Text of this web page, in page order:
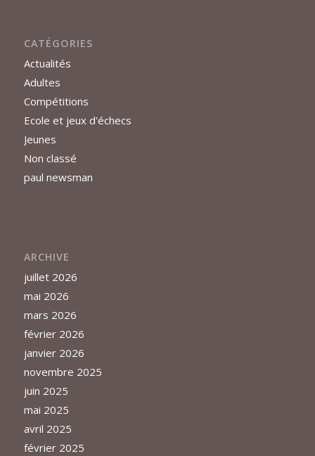
CATÉGORIES
Actualités
Adultes
Compétitions
Ecole et jeux d'échecs
Jeunes
Non classé
paul newsman
ARCHIVE
juillet 2026
mai 2026
mars 2026
février 2026
janvier 2026
novembre 2025
juin 2025
mai 2025
avril 2025
février 2025